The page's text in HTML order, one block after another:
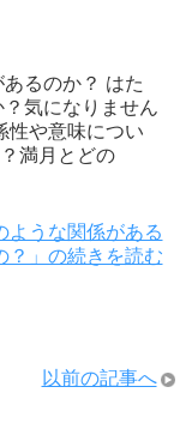
るのか？ はた
気になりません
性や意味につい
満月とどの
ような関係がある
？」の続きを読む
以前の記事へ